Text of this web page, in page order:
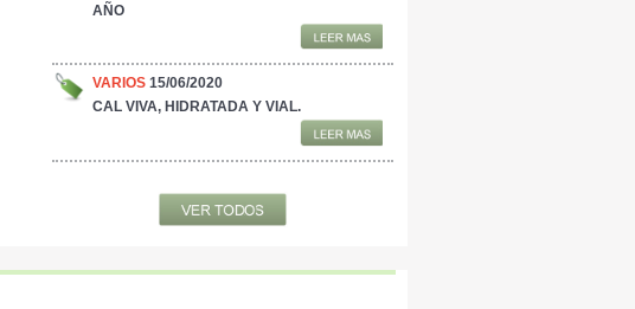
AÑO
VARIOS 15/06/2020
CAL VIVA, HIDRATADA Y VIAL.